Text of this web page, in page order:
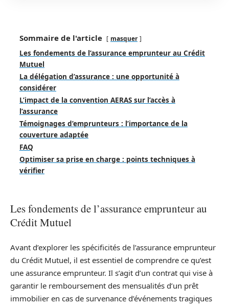
Sommaire de l'article masquer
Les fondements de l’assurance emprunteur au Crédit
Mutuel
La délégation d’assurance : une opportunité à
considérer
L’impact de la convention AERAS sur l’accès à
l’assurance
Témoignages d’emprunteurs : l’importance de la
couverture adaptée
FAQ
Optimiser sa prise en charge : points techniques à
vérifier
Les fondements de l’assurance emprunteur au
Crédit Mutuel
Avant d’explorer les spécificités de l’assurance emprunteur
du Crédit Mutuel, il est essentiel de comprendre ce qu’est
une assurance emprunteur. Il s’agit d’un contrat qui vise à
garantir le remboursement des mensualités d’un prêt
immobilier en cas de survenance d’événements tragiques